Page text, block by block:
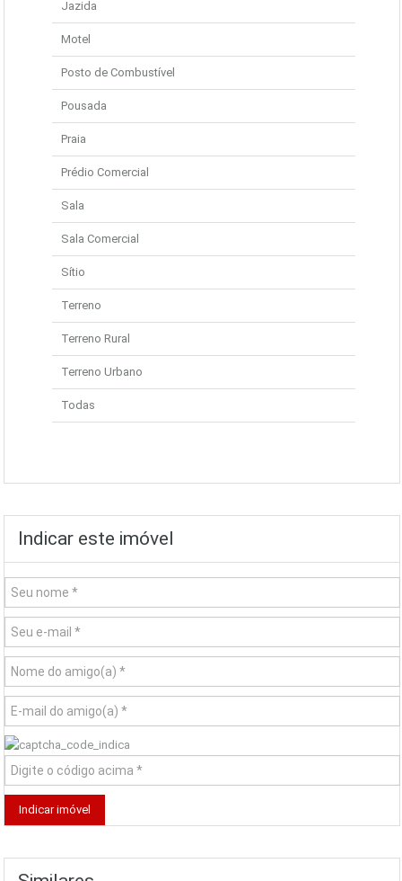
Jazida
Motel
Posto de Combustível
Pousada
Praia
Prédio Comercial
Sala
Sala Comercial
Sítio
Terreno
Terreno Rural
Terreno Urbano
Todas
Indicar este imóvel